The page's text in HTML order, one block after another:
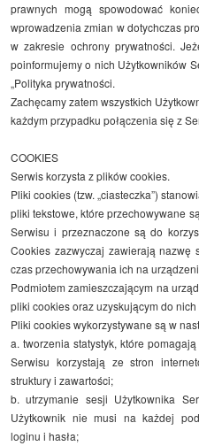
prawnych mogą spowodować
wprowadzenia zmian w dotychczas
w zakresie ochrony prywatności.
poinformujemy o nich Użytkowników
„Polityka prywatności.
Zachęcamy zatem wszystkich
każdym przypadku połączenia się z
COOKIES
Serwis korzysta z plików cookies.
Pliki cookies (tzw. „ciasteczka”)
pliki tekstowe, które przechowywane
Serwisu i przeznaczone są do
Cookies zazwyczaj zawierają nazwę
czas przechowywania ich na
Podmiotem zamieszczającym na
pliki cookies oraz uzyskującym do
Pliki cookies wykorzystywane są w
a. tworzenia statystyk, które
Serwisu korzystają ze stron
struktury i zawartości;
b. utrzymanie sesji Użytkownika
Użytkownik nie musi na każdej
loginu i hasła;